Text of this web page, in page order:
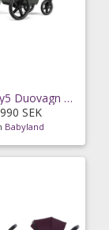
Joolz Day5 Duovagn (Forest Green)
SEK
Babyland